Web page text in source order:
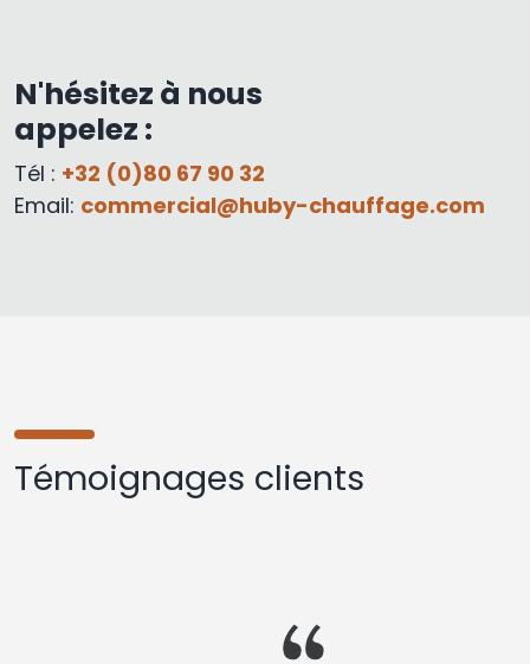
N'hésitez à nous
appelez :
Tél : +32 (0)80 67 90 32
Email: commercial@huby-chauffage.com
Témoignages clients